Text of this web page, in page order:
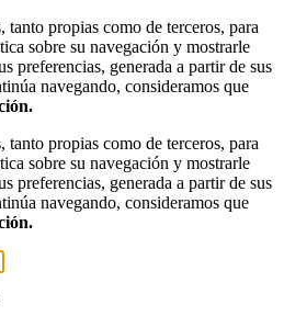
propias como de terceros, para
sobre su navegación y mostrarle
preferencias, generada a partir de sus
navegando, consideramos que
propias como de terceros, para
sobre su navegación y mostrarle
preferencias, generada a partir de sus
navegando, consideramos que